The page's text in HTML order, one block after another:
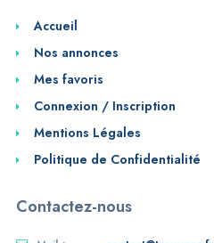
Accueil
Nos annonces
Mes favoris
Connexion / Inscription
Mentions Légales
Politique de Confidentialité
Contactez-nous